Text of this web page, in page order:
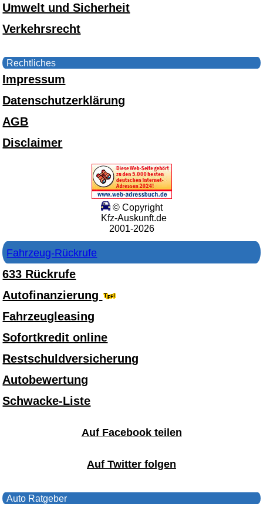
Umwelt und Sicherheit
Verkehrsrecht
Rechtliches
Impressum
Datenschutzerklärung
AGB
Disclaimer
© Copyright
Kfz-Auskunft.de
2001-2026
Fahrzeug-Rückrufe
633 Rückrufe
Autofinanzierung
Fahrzeugleasing
Sofortkredit online
Restschuldversicherung
Autobewertung
Schwacke-Liste
Auf Facebook teilen
Auf Twitter folgen
Auto Ratgeber